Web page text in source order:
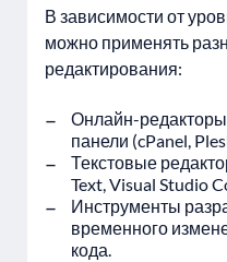
В зависимости от
можно применять
редактирования:
Онлайн-редакторы
панели (cPanel,
Текстовые
Text, Visual Studio
Инструменты
временного
кода.